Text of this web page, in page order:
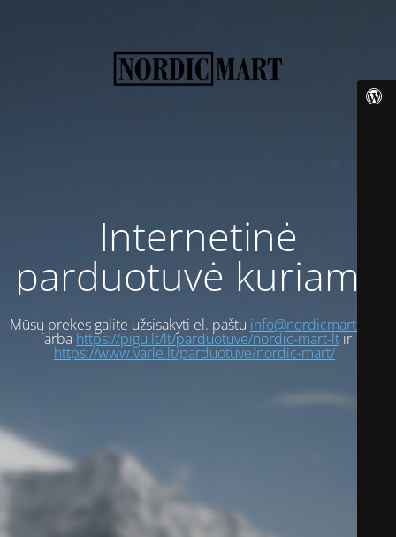
Internetinė
parduotuvė kuriama
Mūsų prekes galite užsisakyti el. paštu info@nordicmart.com
arba https://pigu.lt/lt/parduotuve/nordic-mart-ltir
https://www.varle.lt/parduotuve/nordic-mart/